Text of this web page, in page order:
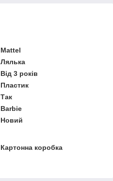
Mattel
Лялька
Від 3 років
Пластик
Так
Barbie
Новий
Картонна коробка